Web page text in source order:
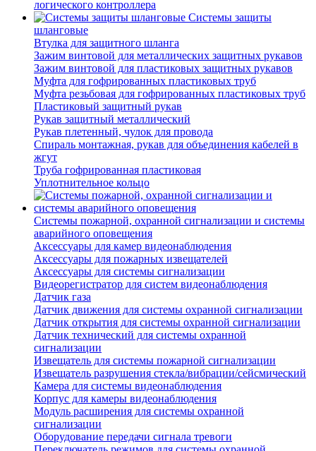
логического контроллера
Системы защиты
шланговые
Втулка для защитного шланга
Зажим винтовой для металлических защитных рукавов
Зажим винтовой для пластиковых защитных рукавов
Муфта для гофрированных пластиковых труб
Муфта резьбовая для гофрированных пластиковых труб
Пластиковый защитный рукав
Рукав защитный металлический
Рукав плетенный, чулок для провода
Спираль монтажная, рукав для объединения кабелей в
жгут
Труба гофрированная пластиковая
Уплотнительное кольцо
Системы пожарной, охранной сигнализации и системы
аварийного оповещения
Аксессуары для камер видеонаблюдения
Аксессуары для пожарных извещателей
Аксессуары для системы сигнализации
Видеорегистратор для систем видеонаблюдения
Датчик газа
Датчик движения для системы охранной сигнализации
Датчик открытия для системы охранной сигнализации
Датчик технический для системы охранной
сигнализации
Извещатель для системы пожарной сигнализации
Извещатель разрушения стекла/вибрации/сейсмический
Камера для системы видеонаблюдения
Корпус для камеры видеонаблюдения
Модуль расширения для системы охранной
сигнализации
Оборудование передачи сигнала тревоги